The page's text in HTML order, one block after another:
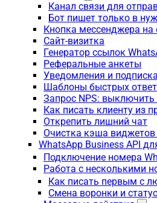
Канал связи для
Бот пишет только в
Кнопка мессенджера на
Сайт-визитка
Генератор ссылок
Реферальные анкеты
Уведомления и
Шаблоны быстрых
Запрос NPS: выключить
Как писать клиенту из
Открепить лишний чат
Очистка кэша виджетов
WhatsApp Business API
Подключение номера
Работа с несколькими
Как писать первым с
Смена воронки и